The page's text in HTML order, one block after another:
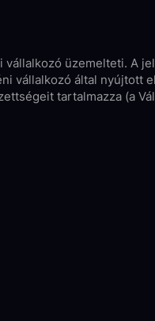
üzemelteti. A
vállalkozó által
tartalmazza (a